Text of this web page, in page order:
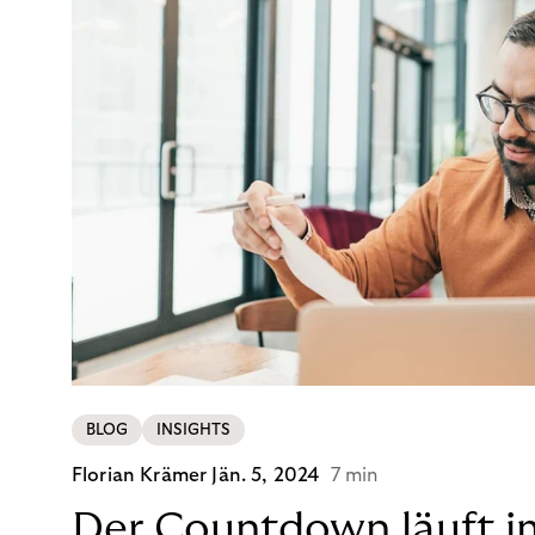
BLOG INSIGHTS
Florian Krämer Jän. 5, 2024 7 min